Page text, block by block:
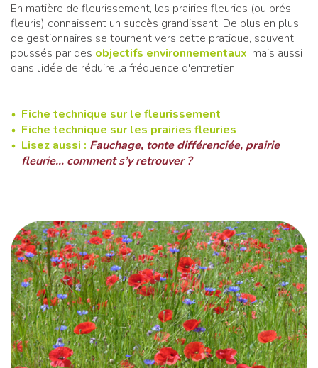
En matière de fleurissement, les prairies fleuries (ou prés
fleuris) connaissent un succès grandissant. De plus en plus
de gestionnaires se tournent vers cette pratique, souvent
poussés par des objectifs environnementaux, mais aussi
dans l'idée de réduire la fréquence d'entretien.
Fiche technique sur le fleurissement
Fiche technique sur les prairies fleuries
Lisez aussi : Fauchage, tonte différenciée, prairie
fleurie… comment s’y retrouver ?